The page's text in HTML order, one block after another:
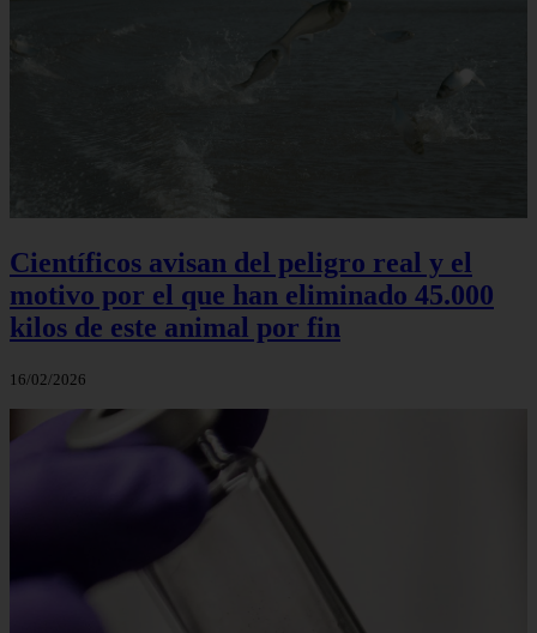
Científicos avisan del peligro real y el
motivo por el que han eliminado 45.000
kilos de este animal por fin
16/02/2026